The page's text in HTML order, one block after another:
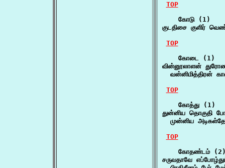
TOP
    கோடு (1)
குடதிசை குளிர்
TOP
    கோடை (1)
வின்னூலாளன்
வன்னிமித்திரன்
TOP
    கோத்து (1)
துன்னிய தொகுதி
முன்னிய
TOP
கோதண்டம்
சருவதாவே